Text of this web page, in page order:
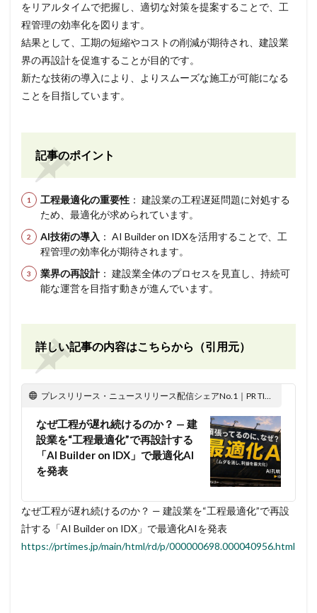
をリアルタイムで把握し、適切な対策を提案することで、工
程管理の効率化を図ります。
結果として、工期の短縮やコストの削減が期待され、建設業
界の再設計を促進することが目的です。
新たな技術の導入により、よりスムーズな施工が可能になる
ことを目指しています。
記事のポイント
工程最適化の重要性 ： 建設業の工程遅延問題に対処する
ため、最適化が求められています。
AI技術の導入 ： AI Builder on IDXを活用することで、工
程管理の効率化が期待されます。
業界の再設計： 建設業全体のプロセスを見直し、持続可
能な運営を目指す動きが進んでいます。
詳しい記事の内容はこちらから（引用元）
プレスリリース・ニュースリリース配信シェアNo.1｜PR TIMES
なぜ工程が遅れ続けるのか？ — 建
設業を“工程最適化”で再設計する
「AI Builder on IDX」で最適化AI
を発表
なぜ工程が遅れ続けるのか？ — 建設業を“工程最適化”で再設
計する「AI Builder on IDX」で最適化AIを発表
https://prtimes.jp/main/html/rd/p/000000698.000040956.html